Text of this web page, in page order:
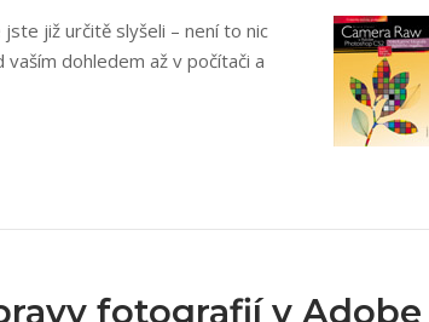
již určitě slyšeli – není to nic
dohledem až v počítači a
fotografií v Adobe